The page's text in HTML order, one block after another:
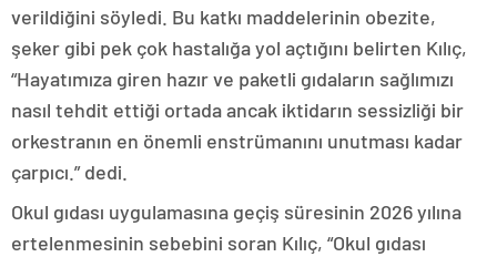
verildiğini söyledi. Bu katkı maddelerinin obezite,
şeker gibi pek çok hastalığa yol açtığını belirten Kılıç,
“Hayatımıza giren hazır ve paketli gıdaların sağlımızı
nasıl tehdit ettiği ortada ancak iktidarın sessizliği bir
orkestranın en önemli enstrümanını unutması kadar
çarpıcı.” dedi.
Okul gıdası uygulamasına geçiş süresinin 2026 yılına
ertelenmesinin sebebini soran Kılıç, “Okul gıdası